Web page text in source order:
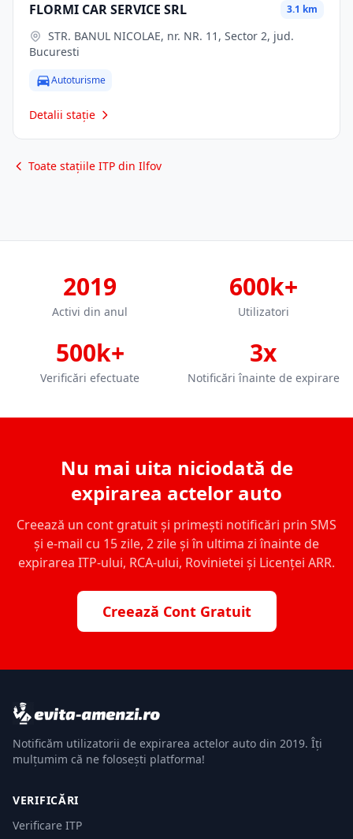
FLORMI CAR SERVICE SRL 3.1 km
Bucuresti
Autoturisme
Detalii stație
Toate stațiile ITP din Ilfov
2019
Activi din anul
600k+
Utilizatori
500k+
Verificări efectuate
3x
Notificări înainte de expirare
Nu mai uita niciodată de
expirarea actelor auto
Creează un cont gratuit și primești notificări prin SMS
și e-mail cu 15 zile, 2 zile și în ultima zi înainte de
expirarea ITP-ului, RCA-ului, Rovinietei și Licenței ARR.
Creează Cont Gratuit
Notificăm utilizatorii de expirarea actelor auto din 2019. Îți
mulțumim că ne folosești platforma!
VERIFICĂRI
Verificare ITP